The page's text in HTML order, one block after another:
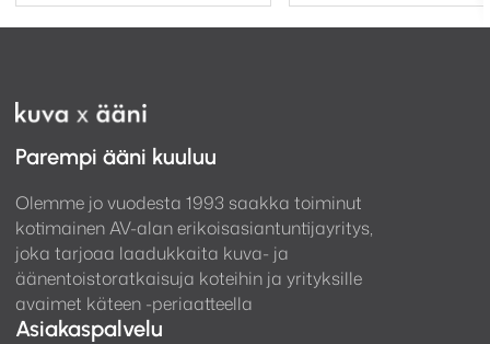
ulkohalkaisija:309 x 309 mm
Kiinnitystyyppi: 3-asentoinenTri-Gripdog
compliant
Paino: 3.74 kg
Pre-Construction Bracket:
Construction Bracket (Light Brown)
Hinta/kpl
Parempi ääni kuuluu
Olemme jo vuodesta 1993 saakka toiminut
kotimainen AV-alan erikoisasiantuntijayritys,
joka tarjoaa laadukkaita kuva- ja
äänentoistoratkaisuja koteihin ja yrityksille
avaimet käteen -periaatteella
Asiakaspalvelu